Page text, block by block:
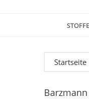
STOFFE
Startseite